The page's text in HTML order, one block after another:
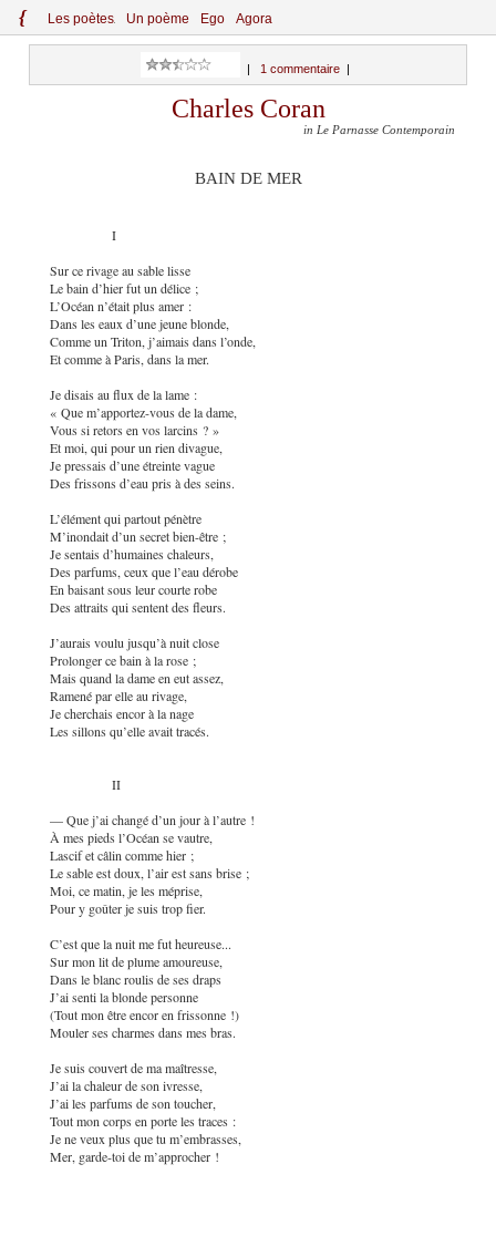
{ Les poètes Un poème Ego Agora
1 commentaire|
Charles Coran
in Le Parnasse Contemporain
BAIN DE MER
I
Sur ce rivage au sable lisse
Le bain d’hier fut un délice ;
L’Océan n’était plus amer :
Dans les eaux d’une jeune blonde,
Comme un Triton, j’aimais dans l’onde,
Et comme à Paris, dans la mer.
Je disais au flux de la lame :
« Que m’apportez-vous de la dame,
Vous si retors en vos larcins ? »
Et moi, qui pour un rien divague,
Je pressais d’une étreinte vague
Des frissons d’eau pris à des seins.
L’élément qui partout pénètre
M’inondait d’un secret bien-être ;
Je sentais d’humaines chaleurs,
Des parfums, ceux que l’eau dérobe
En baisant sous leur courte robe
Des attraits qui sentent des fleurs.
J’aurais voulu jusqu’à nuit close
Prolonger ce bain à la rose ;
Mais quand la dame en eut assez,
Ramené par elle au rivage,
Je cherchais encor à la nage
Les sillons qu’elle avait tracés.
II
— Que j’ai changé d’un jour à l’autre !
À mes pieds l’Océan se vautre,
Lascif et câlin comme hier ;
Le sable est doux, l’air est sans brise ;
Moi, ce matin, je les méprise,
Pour y goûter je suis trop fier.
C’est que la nuit me fut heureuse...
Sur mon lit de plume amoureuse,
Dans le blanc roulis de ses draps
J’ai senti la blonde personne
(Tout mon être encor en frissonne !)
Mouler ses charmes dans mes bras.
Je suis couvert de ma maîtresse,
J’ai la chaleur de son ivresse,
J’ai les parfums de son toucher,
Tout mon corps en porte les traces :
Je ne veux plus que tu m’embrasses,
Mer, garde-toi de m’approcher !